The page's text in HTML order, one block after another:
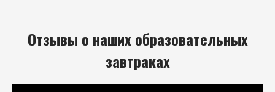
Отзывы о наших образовательных
завтраках